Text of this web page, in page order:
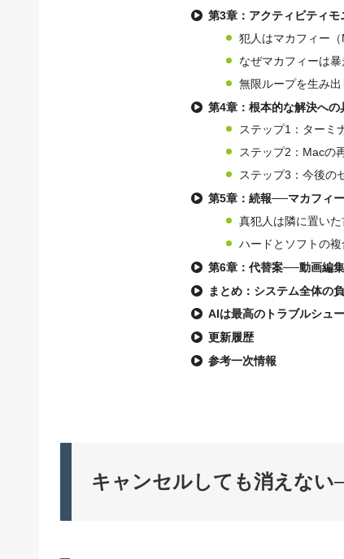
第3章：アクティビティモ
犯人はマカフィー
なぜマカフィーは
無限ループを生み出
第4章：根本的な解決へ
ステップ1：ターミ
ステップ2：Macの
ステップ3：今後の
第5章：続報──マカフィ
真犯人は隣に置い
ハードとソフトの
第6章：代替案──動画編
まとめ：システム全体の
AIは最高のトラブルシュ
更新履歴
参考一次情報
キャンセルしても消えな